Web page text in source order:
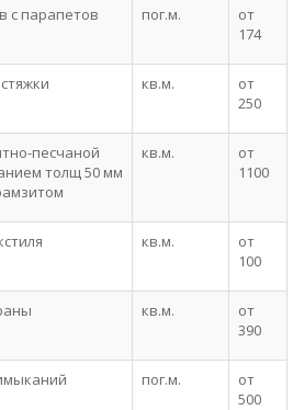
с парапетов пог.м.
от
174
кв.м.
от
250
песчаной
толщ 50 мм
кв.м.
от
1100
кв.м.
от
100
кв.м.
от
390
пог.м.
от
500